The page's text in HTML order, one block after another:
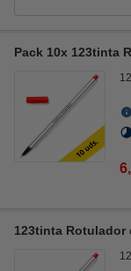
Pack 10x 123tinta
123tinta